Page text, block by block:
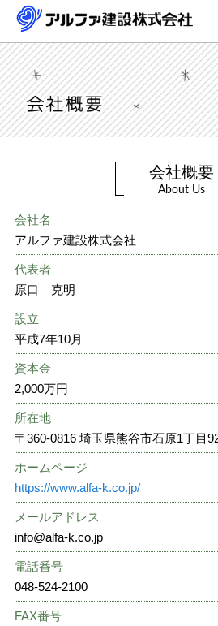
会社概要
About Us
会社名
アルファ建設株式会社
代表者
原口 克明
設立
平成7年10月
資本金
2,000万円
所在地
〒360-0816 埼玉県熊谷市石原1丁目
ホームページ
https://www.alfa-k.co.jp/
メールアドレス
info@alfa-k.co.jp
電話番号
048-524-2100
FAX番号